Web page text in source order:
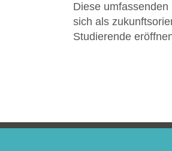
Diese
sich als
Studierende